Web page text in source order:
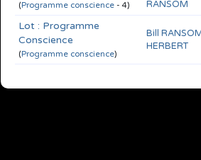
(Programme conscience - 4)
RANSOM
Lot : Programme
Conscience
(Programme conscience)
Bill
HERBERT